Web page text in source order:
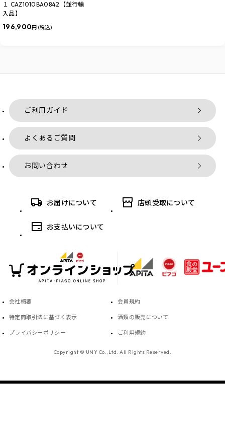
１ CAZ1010BA0842【並行輸
入品】
196,900円 (税込)
ご利用ガイド
よくあるご質問
お問い合わせ
お届けについて 店頭受取について
お支払いについて
会社概要 会員規約
特定商取引法に基づく表示 酒類の販売について
プライバシーポリシー ご利用規約
Copyright © UNY Co.,Ltd. All Rights Reserved.